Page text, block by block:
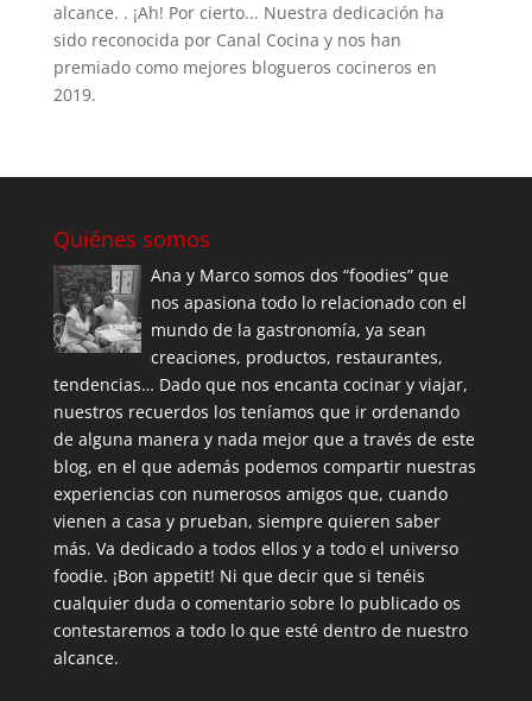
alcance. . ¡Ah! Por cierto... Nuestra dedicación ha
sido reconocida por Canal Cocina y nos han
premiado como mejores blogueros cocineros en
2019.
Quiénes somos
Ana y Marco somos dos “foodies” que
nos apasiona todo lo relacionado con el
mundo de la gastronomía, ya sean
creaciones, productos, restaurantes,
tendencias… Dado que nos encanta cocinar y viajar,
nuestros recuerdos los teníamos que ir ordenando
de alguna manera y nada mejor que a través de este
blog, en el que además podemos compartir nuestras
experiencias con numerosos amigos que, cuando
vienen a casa y prueban, siempre quieren saber
más. Va dedicado a todos ellos y a todo el universo
foodie. ¡Bon appetit! Ni que decir que si tenéis
cualquier duda o comentario sobre lo publicado os
contestaremos a todo lo que esté dentro de nuestro
alcance.